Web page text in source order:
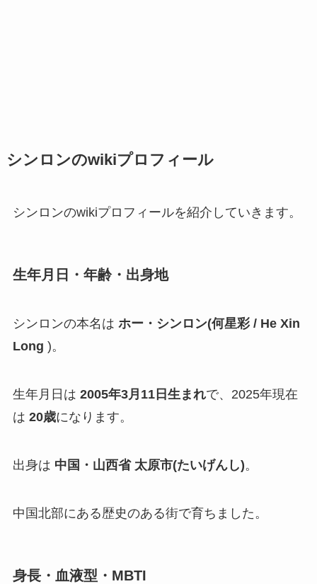
シンロンのwikiプロフィール
シンロンのwikiプロフィールを紹介していきます。
生年月日・年齢・出身地
シンロンの本名は ホー・シンロン(何星彩 / He Xin
Long )。
生年月日は 2005年3月11日生まれで、2025年現在
は 20歳になります。
出身は 中国・山西省 太原市(たいげんし)。
中国北部にある歴史のある街で育ちました。
身長・血液型・MBTI